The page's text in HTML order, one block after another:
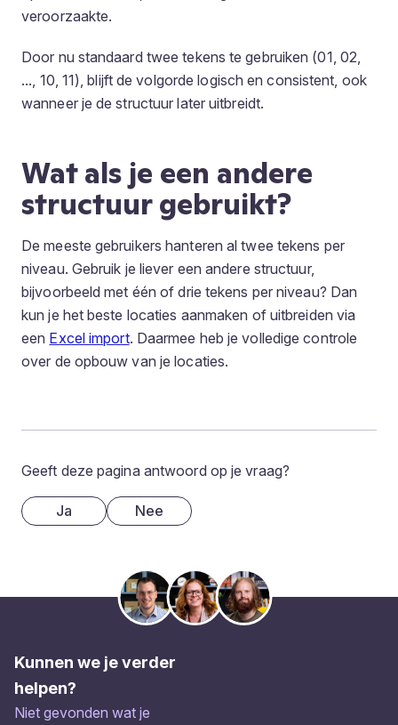
veroorzaakte.
Door nu standaard twee tekens te gebruiken (01, 02,
..., 10, 11), blijft de volgorde logisch en consistent, ook
wanneer je de structuur later uitbreidt.
Wat als je een andere
structuur gebruikt?
De meeste gebruikers hanteren al twee tekens per
niveau. Gebruik je liever een andere structuur,
bijvoorbeeld met één of drie tekens per niveau? Dan
kun je het beste locaties aanmaken of uitbreiden via
een Excel import. Daarmee heb je volledige controle
over de opbouw van je locaties.
Geeft deze pagina antwoord op je vraag?
Ja Nee
Kunnen we je verder
helpen?
Niet gevonden wat je